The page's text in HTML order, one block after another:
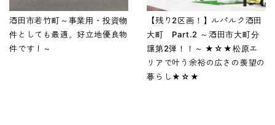
酒田市若竹町～事業用・投資物
件としても最適。好立地優良物
件です！～
【残り2区画！】ルパルク酒田
大町 Part.2 ～酒田市大町分
譲第2弾！！～ ★☆★松原エ
リアで叶う余裕の広さの羨望の
暮らし★☆★